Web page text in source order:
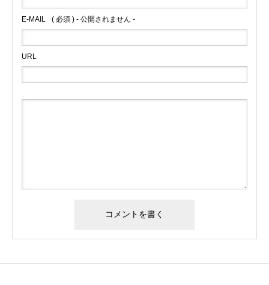
E-MAIL ( 必須 ) - 公開されません -
URL